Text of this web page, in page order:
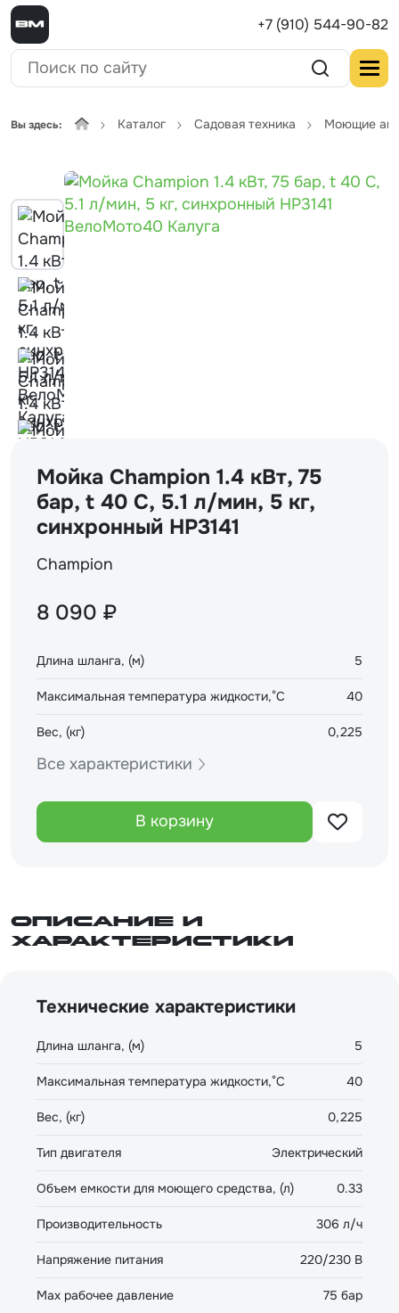
+7 (910) 544-90-82
Вы здесь: Каталог Садовая техника Моющие
Мойка Champion 1.4 кВт, 75
бар, t 40 С, 5.1 л/мин, 5 кг,
синхронный HP3141
Champion
8 090 ₽
Длина шланга, (м) 5
Максимальная температура жидкости,°С 40
Вес, (кг) 0,225
Все характеристики
В корзину
Описание и
характеристики
Технические характеристики
Длина шланга, (м) 5
Максимальная температура жидкости,°С 40
Вес, (кг) 0,225
Тип двигателя Электрический
Объем емкости для моющего средства, (л) 0.33
Производительность 306 л/ч
Напряжение питания 220/230 В
Мах рабочее давление 75 бар